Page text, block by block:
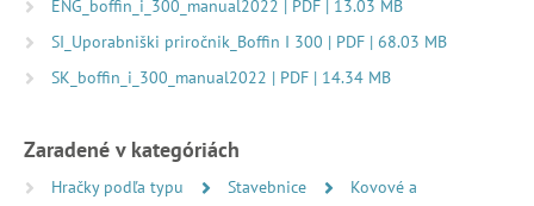
ENG_boffin_i_300_manual2022 | PDF | 13.03 MB
SI_Uporabniški priročnik_Boffin I 300 | PDF | 68.03 MB
SK_boffin_i_300_manual2022 | PDF | 14.34 MB
Zaradené v kategóriách
Hračky podľa typu Stavebnice
Kovové a